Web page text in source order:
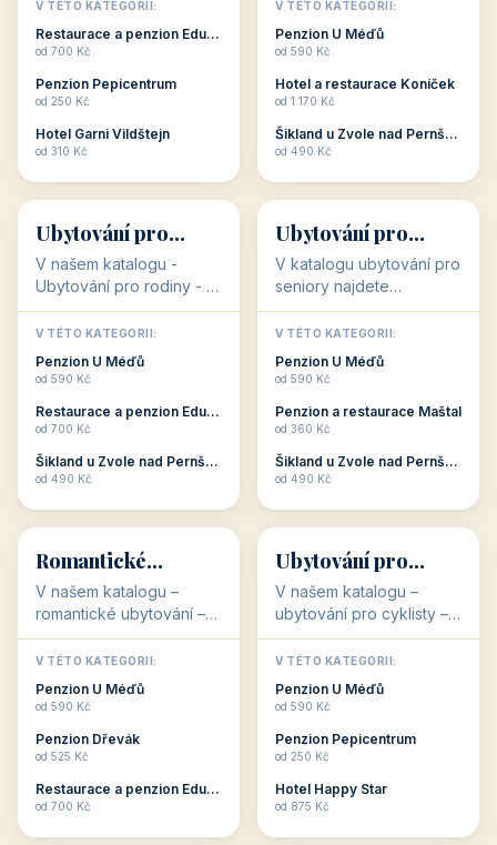
dovolenou přímo
souvisejí. Aktivní
odpočinek jso...
V TÉTO KATEGORII:
Restaurace a penzion Eduard
od 700 Kč
Penzion Pepicentrum
od 250 Kč
Hotel Garni Vildštejn
od 310 Kč
cenově dostupné
ubytování v ČR. Budete
c...
V TÉTO KATEGORII:
Penzion U Méďů
od 590 Kč
Hotel a restaurace Koníček
od 1 170 Kč
Šikland u Zvole nad Pernštejnem
od 490 Kč
👨‍👩‍👧‍👦
👨‍👩‍👧‍👦
34 objektů
Ubytování pro
rodiny
V našem katalogu -
Ubytování pro rodiny -
jsou pro Vás připraveny
objekty, které svojí
polohou či vybaveností,
nabízí klidné ubytování
V TÉTO KATEGORII:
Penzion U Méďů
od 590 Kč
Restaurace a penzion Eduard
od 700 Kč
Šikland u Zvole nad Pernštejnem
od 490 Kč
🧓
🧓
33 objektů
Ubytování pro
seniory
V katalogu ubytování pro
seniory najdete
penziony a hotely, které
jsou přizpůsobeny pro
ubytování klientů vyššího
věku. Některé z nich
V TÉTO KATEGORII:
Penzion U Méďů
od 590 Kč
Penzion a restaurace Maštal
od 360 Kč
Šikland u Zvole nad Pernštejnem
od 490 Kč
💕
💕
Romantické
ubytování
V našem katalogu –
romantické ubytování –
jsou pro Vás připraveny
objekty, které svojí
stavbou, polohou anebo
zaměřením nabízí
Romantické ...
V TÉTO KATEGORII:
Penzion U Méďů
od 590 Kč
Penzion Dřevák
od 525 Kč
Restaurace a penzion Eduard
od 700 Kč
🚴
🚴
32 objektů
Ubytování pro
cyklisty
V našem katalogu –
ubytování pro cyklisty –
jsou pro Vás připraveny
objekty, které jsou na
milovníky cykloturistiky
připraveny. Většinou mají
V TÉTO KATEGORII:
Penzion U Méďů
od 590 Kč
Penzion Pepicentrum
od 250 Kč
Hotel Happy Star
od 875 Kč
👥 💼